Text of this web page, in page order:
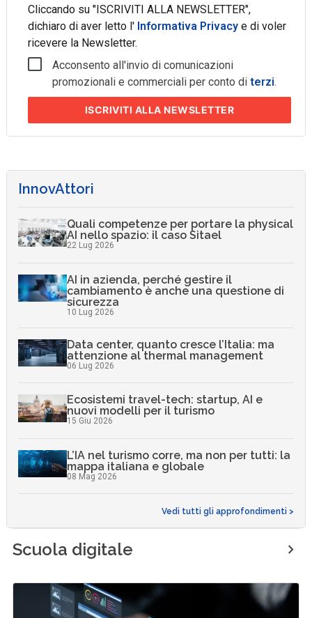
Cliccando su "ISCRIVITI ALLA NEWSLETTER",
dichiaro di aver letto l' Informativa Privacye di voler
ricevere la Newsletter.
Acconsento all'invio di comunicazioni
promozionali e commerciali per conto diterzi.
ISCRIVITI ALLA NEWSLETTER
InnovAttori
Quali competenze per portare la physical
AI nello spazio: il caso Sitael
22 Lug 2026
AI in azienda, perché gestire il
cambiamento è anche una questione di
sicurezza
10 Lug 2026
Data center, quanto cresce l’Italia: ma
attenzione al thermal management
06 Lug 2026
Ecosistemi travel-tech: startup, AI e
nuovi modelli per il turismo
15 Giu 2026
L’IA nel turismo corre, ma non per tutti: la
mappa italiana e globale
08 Mag 2026
Vedi tutti gli approfondimenti >
Scuola digitale